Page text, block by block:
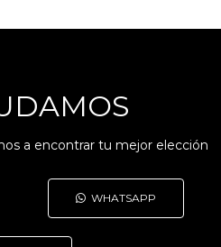
a encontrar tu mejor elección
WHATSAPP